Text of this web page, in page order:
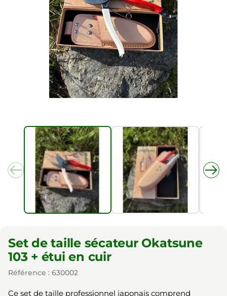
Set de taille sécateur Okatsune
103 + étui en cuir
Référence : 630002
Ce set de taille professionnel japonais comprend